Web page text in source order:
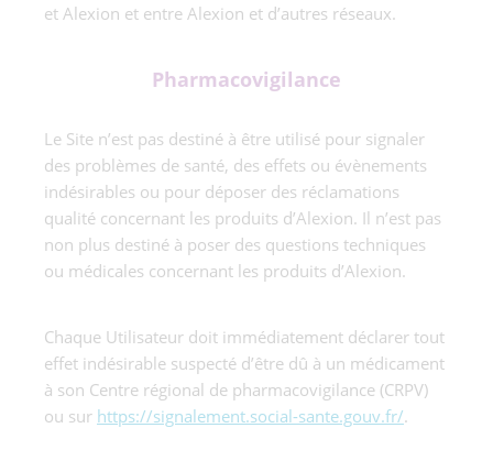
et Alexion et entre Alexion et d’autres réseaux.
Pharmacovigilance
Le Site n’est pas destiné à être utilisé pour signaler
des problèmes de santé, des effets ou évènements
indésirables ou pour déposer des réclamations
qualité concernant les produits d’Alexion. Il n’est pas
non plus destiné à poser des questions techniques
ou médicales concernant les produits d’Alexion.
Chaque Utilisateur doit immédiatement déclarer tout
effet indésirable suspecté d’être dû à un médicament
à son Centre régional de pharmacovigilance (CRPV)
ou sur https://signalement.social-sante.gouv.fr/.